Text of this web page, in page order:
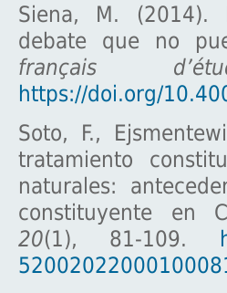
Siena, M. (2014).
debate que no
français
https://doi.org/
Soto, F.,
tratamiento
naturales:
constituyente en
20(1), 81-109.